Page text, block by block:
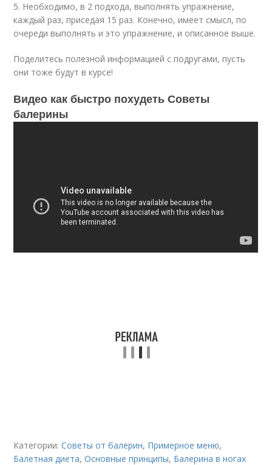
5. Необходимо, в 2 подхода, выполнять упражнение,
каждый раз, приседая 15 раз. Конечно, имеет смысл, по
очереди выполнять и это упражнение, и описанное выше.
Поделитесь полезной информацией с подругами, пусть
они тоже будут в курсе!
Видео как быстро похудеть Советы
балерины
Категории:Советы от балерин, Примерное меню,
Балетная диета,Основные принципы, Балерина в ногах